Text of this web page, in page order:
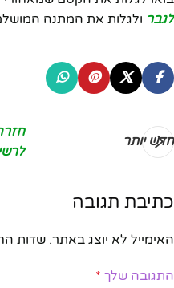
לגבר ולגלות את המתנה
חדש יותר
כתיבת תגובה
האימייל לא יוצג באתר. שדות
התגובה שלך *